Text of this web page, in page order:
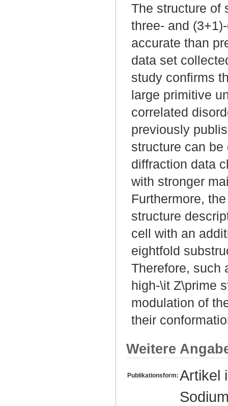
The structure of
three- and
accurate than
data set
study confirms
large primitive
correlated
previously
structure can
diffraction data
with stronger
Furthermore,
structure
cell with an
eightfold
Therefore, such
high-\it Z\prime
modulation of
their
Weitere
Publikationsform: Artikel